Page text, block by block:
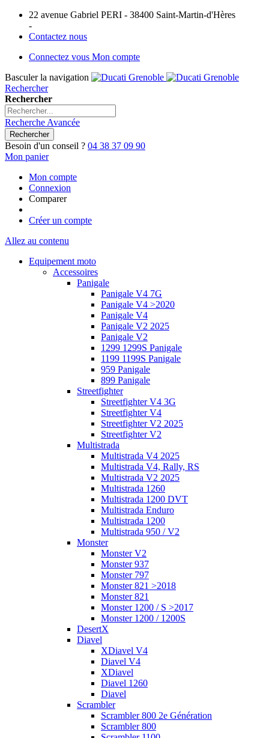
22 avenue Gabriel PERI - 38400 Saint-Martin-d'Hères
-
Contactez nous
Connectez vous Mon compte
Basculer la navigation
Rechercher
Rechercher
Recherche Avancée
Rechercher
Besoin d'un conseil ? 04 38 37 09 90
Mon panier
Mon compte
Connexion
Comparer
Créer un compte
Allez au contenu
Equipement moto
Accessoires
Panigale
Panigale V4 7G
Panigale V4 >2020
Panigale V4
Panigale V2 2025
Panigale V2
1299 1299S Panigale
1199 1199S Panigale
959 Panigale
899 Panigale
Streetfighter
Streetfighter V4 3G
Streetfighter V4
Streetfighter V2 2025
Streetfighter V2
Multistrada
Multistrada V4 2025
Multistrada V4, Rally, RS
Multistrada V2 2025
Multistrada 1260
Multistrada 1200 DVT
Multistrada Enduro
Multistrada 1200
Multistrada 950 / V2
Monster
Monster V2
Monster 937
Monster 797
Monster 821 >2018
Monster 821
Monster 1200 / S >2017
Monster 1200 / 1200S
DesertX
Diavel
XDiavel V4
Diavel V4
XDiavel
Diavel 1260
Diavel
Scrambler
Scrambler 800 2e Génération
Scrambler 800